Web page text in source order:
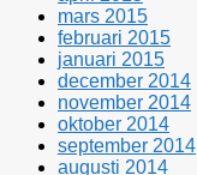
mars 2015
februari 2015
januari 2015
december 2014
november 2014
oktober 2014
september 2014
augusti 2014